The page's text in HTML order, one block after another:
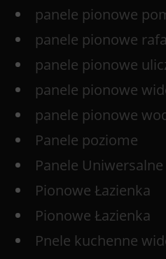
panele pionowe
panele pionowe
panele pionowe
panele pionowe
panele pionowe
Panele poziome
Panele Uniwersalne
Pionowe Łazienka
Pionowe Łazienka
Pnele kuchenne